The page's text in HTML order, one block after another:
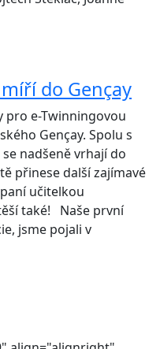
do Gençay
e-Twinningovou
Gençay. Spolu s
nadšeně vrhají do
přinese další zajímavé
učitelkou
také! Naše první
jsme pojali v